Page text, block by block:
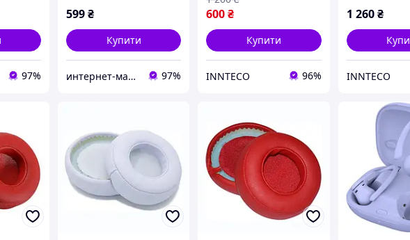
97%
599₴
Купити
интернет-магазин "Щаслива скарбничка" 97%
600₴
Купити
INNTECO 96%
1 260 ₴
INNTECO